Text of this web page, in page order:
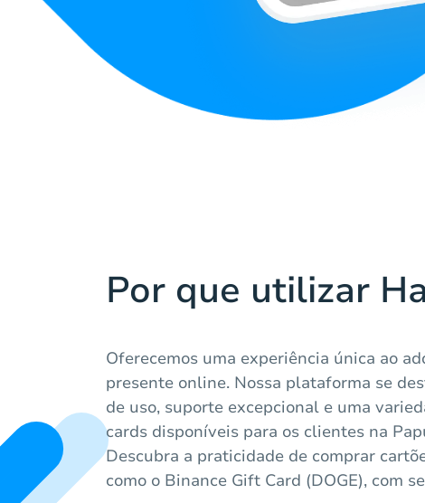
Por que utilizar
Oferecemos uma experiência única ao
presente online. Nossa plataforma se
de uso, suporte excepcional e uma
cards disponíveis para os clientes na
Descubra a praticidade de comprar
como o Binance Gift Card (DOGE), com